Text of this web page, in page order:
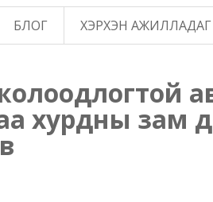
БЛОГ ХЭРХЭН АЖИЛЛАДАГ
хурдны зам